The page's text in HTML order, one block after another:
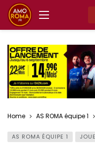
Home AS ROMA équipe 1
AS ROMA ÉQUIPE 1